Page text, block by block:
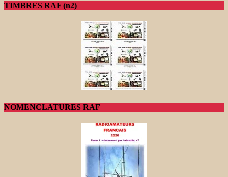
TIMBRES RAF (n2)
NOMENCLATURES RAF